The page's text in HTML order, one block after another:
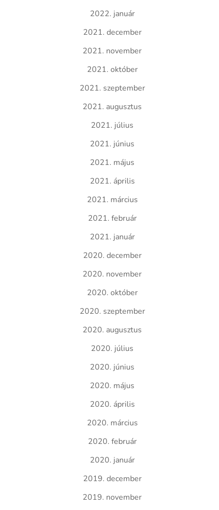
2022. január
2021. december
2021. november
2021. október
2021. szeptember
2021. augusztus
2021. július
2021. június
2021. május
2021. április
2021. március
2021. február
2021. január
2020. december
2020. november
2020. október
2020. szeptember
2020. augusztus
2020. július
2020. június
2020. május
2020. április
2020. március
2020. február
2020. január
2019. december
2019. november